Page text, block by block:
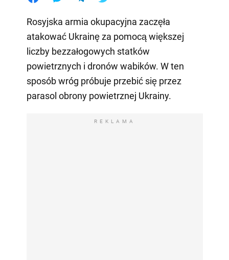
Rosyjska armia okupacyjna zaczęła
atakować Ukrainę za pomocą większej
liczby bezzałogowych statków
powietrznych i dronów wabików. W ten
sposób wróg próbuje przebić się przez
parasol obrony powietrznej Ukrainy.
REKLAMA